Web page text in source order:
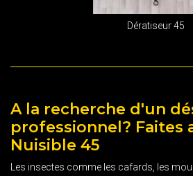
Dératiseur 45
A la recherche d'un
professionnel? Faites
Nuisible 45
Les insectes comme les cafards, les